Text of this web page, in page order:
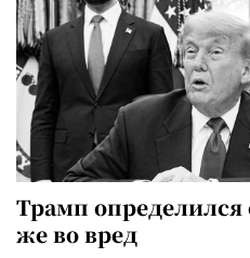
Трамп
же во вред